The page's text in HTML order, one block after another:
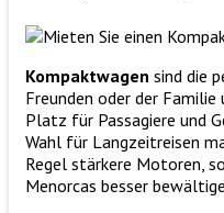
Kompaktwagen sind die
Freunden oder der
Platz für Passagiere und
Wahl für Langzeitreisen
Regel stärkere Motoren,
Menorcas besser